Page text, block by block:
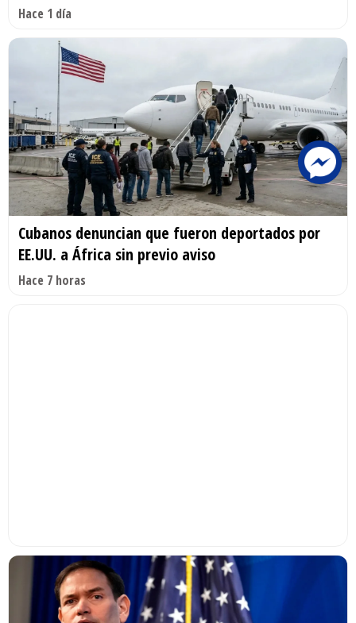
Hace 1 día
Cubanos denuncian que fueron deportados por
EE.UU. a África sin previo aviso
Hace 7 horas